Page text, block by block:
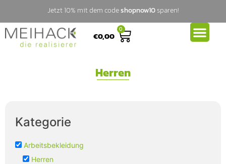
Jetzt 10% mit dem codeshopnow10sparen!
€0,00
0
Herren
Kategorie
Arbeitsbekleidung
Herren